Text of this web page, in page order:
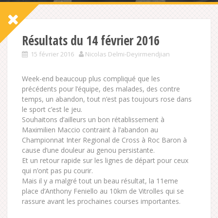
Résultats du 14 février 2016
15 février 2016 Nicolas Delmi-Deyirmendjian
Week-end beaucoup plus compliqué que les
précédents pour l’équipe, des malades, des contre
temps, un abandon, tout n’est pas toujours rose dans
le sport c’est le jeu.
Souhaitons d’ailleurs un bon rétablissement à
Maximilien Maccio contraint à l’abandon au
Championnat Inter Regional de Cross à Roc Baron à
cause d’une douleur au genou persistante.
Et un retour rapide sur les lignes de départ pour ceux
qui n’ont pas pu courir.
Mais il y a malgré tout un beau résultat, la 11eme
place d’Anthony Feniello au 10km de Vitrolles qui se
rassure avant les prochaines courses importantes.